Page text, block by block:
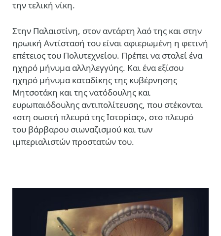
την τελική νίκη.
Στην Παλαιστίνη, στον αντάρτη λαό της και στην
ηρωική Αντίστασή του είναι αφιερωμένη η φετινή
επέτειος του Πολυτεχνείου. Πρέπει να σταλεί ένα
ηχηρό μήνυμα αλληλεγγύης. Και ένα εξίσου
ηχηρό μήνυμα καταδίκης της κυβέρνησης
Μητσοτάκη και της νατόδουλης και
ευρωπαιόδουλης αντιπολίτευσης, που στέκονται
«στη σωστή πλευρά της Ιστορίας», στο πλευρό
του βάρβαρου σιωναζισμού και των
ιμπεριαλιστών προστατών του.